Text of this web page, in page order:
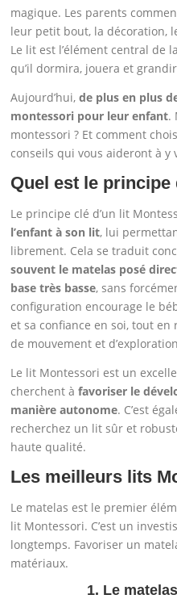
magique. Les parents
leur petit bout, la décoration,
Le lit est l’élément central de
qu’il dormira, jouera et
Aujourd’hui,de plus en plus
montessori pour leur enfant.
montessori ? Et comment
conseils qui vous aideront à y
Quel est le principe
Le principe clé d’un lit
l’enfant à son lit, lui
librement. Cela se traduit
souvent le matelas posé
base très basse, sans
configuration encourage le
et sa confiance en soi, tout
de mouvement et
Le lit Montessori est un
cherchent àfavoriser le
manière autonome. C’est
recherchez un lit sûr et
haute qualité.
Les meilleurs lits
Le matelas est le premier
lit Montessori. C’est un
longtemps. Favoriser un
matériaux.
1. Le